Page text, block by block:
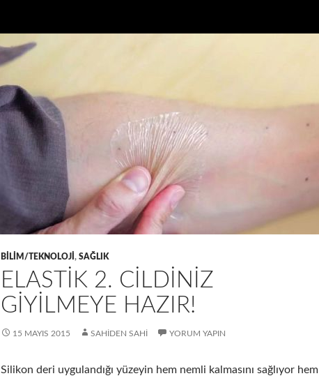
BILIM/TEKNOLOJI , SAĞLIK
ELASTIK 2. CILDINIZ
GIYILMEYE HAZIR!
15 MAYIS 2015 SAHIDEN SAHI YORUM YAPIN
Silikon deri uygulandığı yüzeyin hem nemli kalmasını sağlıyor hem